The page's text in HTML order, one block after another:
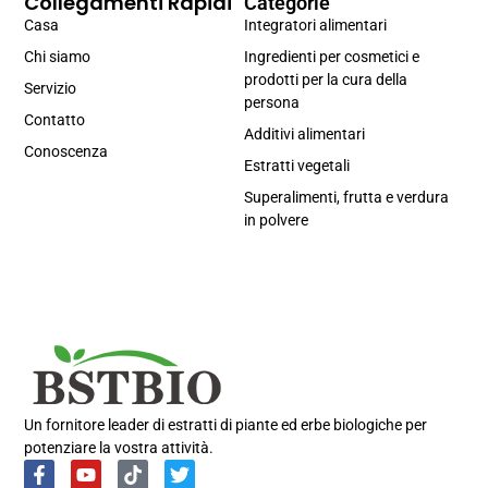
Un fornitore leader di estratti di piante ed erbe biologiche per
potenziare la vostra attività.
Integratori alimentari
Ingredienti per cosmetici e
prodotti per la cura della
persona
Additivi alimentari
Estratti vegetali
Superalimenti, frutta e verdura
in polvere
Casa
Chi siamo
Servizio
Contatto
Conoscenza